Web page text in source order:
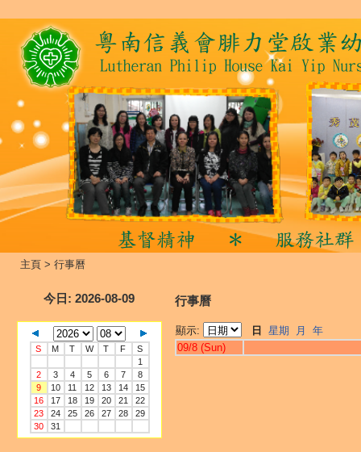
主頁 > 行事曆
今日 : 2026-08-09
S M T W T F
S
1
2
3 4 5 6 7
8
9
10 11 12 13 14
15
16
17 18 19 20 21
22
23
24 25 26 27 28
29
30
31
行事曆
顯示: 日 星期 月
年
09/8 (Sun)